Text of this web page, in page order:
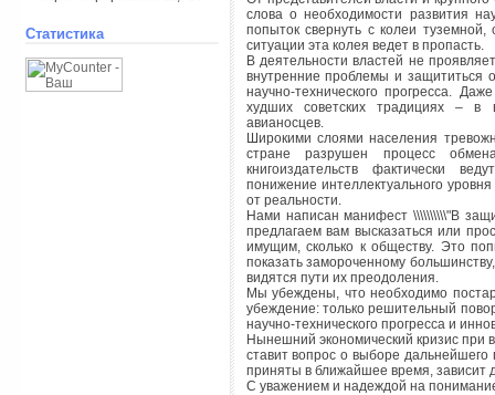
Статистика
слова о необходимости развития
попыток свернуть с колеи
ситуации эта колея ведет в пропасть.
В деятельности властей не
внутренние проблемы и защититься
научно-технического прогресса.
худших советских традициях – в
авианосцев.
Широкими слоями населения
стране разрушен процесс
книгоиздательств фактически
понижение интеллектуального
от реальности.
Нами написан манифест \\\\\\\\\\"В
предлагаем вам высказаться или
имущим, сколько к обществу. Это
показать замороченному
видятся пути их преодоления.
Мы убеждены, что необходимо
убеждение: только решительный
научно-технического прогресса и
Нынешний экономический кризис при
ставит вопрос о выборе
приняты в ближайшее время, зависит
С уважением и надеждой на